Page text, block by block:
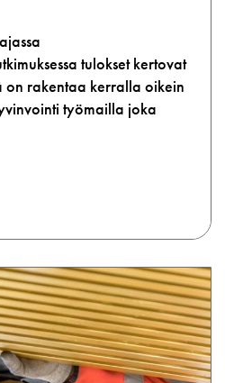
tulokset kertovat
on rakentaa kerralla oikein
työmailla joka